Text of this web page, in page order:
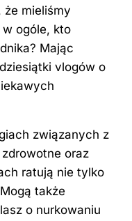
że mieliśmy
ogóle, kto
Mając
vlogów o
związanych z
oraz
ratują nie tylko
także
o nurkowaniu